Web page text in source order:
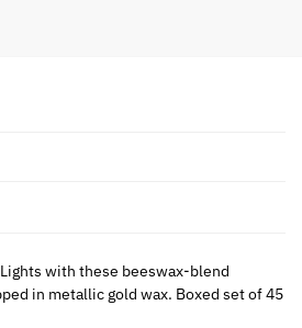
with these beeswax-blend
in metallic gold wax. Boxed set of 45